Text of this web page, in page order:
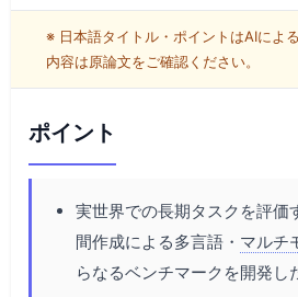
※ 日本語タイトル・ポイントはAIによ
内容は原論文をご確認ください。
ポイント
実世界での長期タスクを評価
間作成による多言語・ マルチ
らなるベンチマークを開発し